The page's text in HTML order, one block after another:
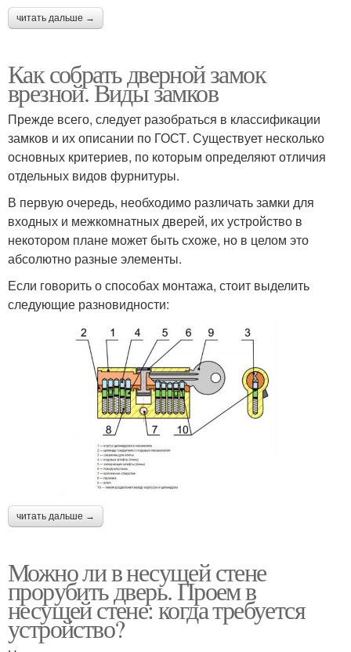
читать дальше →
Как собрать дверной замок
врезной. Виды замков
Прежде всего, следует разобраться в классификации
замков и их описании по ГОСТ. Существует несколько
основных критериев, по которым определяют отличия
отдельных видов фурнитуры.
В первую очередь, необходимо различать замки для
входных и межкомнатных дверей, их устройство в
некотором плане может быть схоже, но в целом это
абсолютно разные элементы.
Если говорить о способах монтажа, стоит выделить
следующие разновидности:
читать дальше →
Можно ли в несущей стене
прорубить дверь. Проем в
несущей стене: когда требуется
устройство?